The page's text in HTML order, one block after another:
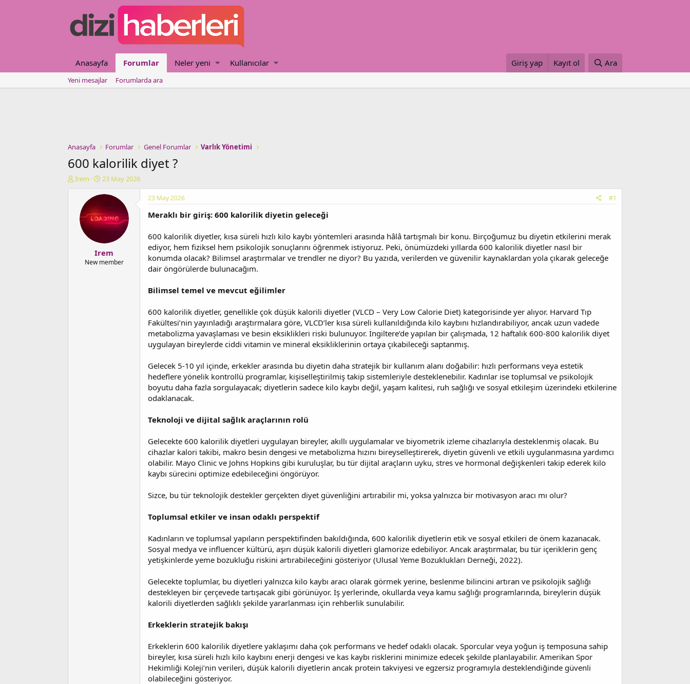
Anasayfa Forumlar Neler yeni Kullanıcılar Giriş yap Kayıt ol Ara
Yeni mesajlar Forumlarda ara
Anasayfa Forumlar Genel Forumlar Varlık Yönetimi
600 kalorilik diyet ?
K
Irem
B
ş
l
a
n
ı
ç
t
23 May 2026
Irem
New member
23 May 2026 #1
Meraklı bir giriş: 600 kalorilik diyetin geleceği
600 kalorilik diyetler, kısa süreli hızlı kilo kaybı yöntemleri arasında hâlâ tartışmalı bir konu. Birçoğumuz bu diyetin etkilerini merak
ediyor, hem fiziksel hem psikolojik sonuçlarını öğrenmek istiyoruz. Peki, önümüzdeki yıllarda 600 kalorilik diyetler nasıl bir
konumda olacak? Bilimsel araştırmalar ve trendler ne diyor? Bu yazıda, verilerden ve güvenilir kaynaklardan yola çıkarak geleceğe
dair öngörülerde bulunacağım.
Bilimsel temel ve mevcut eğilimler
600 kalorilik diyetler, genellikle çok düşük kalorili diyetler (VLCD – Very Low Calorie Diet) kategorisinde yer alıyor. Harvard Tıp
Fakültesi’nin yayınladığı araştırmalara göre, VLCD’ler kısa süreli kullanıldığında kilo kaybını hızlandırabiliyor, ancak uzun vadede
metabolizma yavaşlaması ve besin eksiklikleri riski bulunuyor. İngiltere’de yapılan bir çalışmada, 12 haftalık 600-800 kalorilik diyet
uygulayan bireylerde ciddi vitamin ve mineral eksikliklerinin ortaya çıkabileceği saptanmış.
Gelecek 5-10 yıl içinde, erkekler arasında bu diyetin daha stratejik bir kullanım alanı doğabilir: hızlı performans veya estetik
hedeflere yönelik kontrollü programlar, kişiselleştirilmiş takip sistemleriyle desteklenebilir. Kadınlar ise toplumsal ve psikolojik
boyutu daha fazla sorgulayacak; diyetlerin sadece kilo kaybı değil, yaşam kalitesi, ruh sağlığı ve sosyal etkileşim üzerindeki etkilerine
odaklanacak.
Teknoloji ve dijital sağlık araçlarının rolü
Gelecekte 600 kalorilik diyetleri uygulayan bireyler, akıllı uygulamalar ve biyometrik izleme cihazlarıyla desteklenmiş olacak. Bu
cihazlar kalori takibi, makro besin dengesi ve metabolizma hızını bireyselleştirerek, diyetin güvenli ve etkili uygulanmasına yardımcı
olabilir. Mayo Clinic ve Johns Hopkins gibi kuruluşlar, bu tür dijital araçların uyku, stres ve hormonal değişkenleri takip ederek kilo
kaybı sürecini optimize edebileceğini öngörüyor.
Sizce, bu tür teknolojik destekler gerçekten diyet güvenliğini artırabilir mi, yoksa yalnızca bir motivasyon aracı mı olur?
Toplumsal etkiler ve insan odaklı perspektif
Kadınların ve toplumsal yapıların perspektifinden bakıldığında, 600 kalorilik diyetlerin etik ve sosyal etkileri de önem kazanacak.
Sosyal medya ve influencer kültürü, aşırı düşük kalorili diyetleri glamorize edebiliyor. Ancak araştırmalar, bu tür içeriklerin genç
yetişkinlerde yeme bozukluğu riskini artırabileceğini gösteriyor (Ulusal Yeme Bozuklukları Derneği, 2022).
Gelecekte toplumlar, bu diyetleri yalnızca kilo kaybı aracı olarak görmek yerine, beslenme bilincini artıran ve psikolojik sağlığı
destekleyen bir çerçevede tartışacak gibi görünüyor. İş yerlerinde, okullarda veya kamu sağlığı programlarında, bireylerin düşük
kalorili diyetlerden sağlıklı şekilde yararlanması için rehberlik sunulabilir.
Erkeklerin stratejik bakışı
Erkeklerin 600 kalorilik diyetlere yaklaşımı daha çok performans ve hedef odaklı olacak. Sporcular veya yoğun iş temposuna sahip
bireyler, kısa süreli hızlı kilo kaybını enerji dengesi ve kas kaybı risklerini minimize edecek şekilde planlayabilir. Amerikan Spor
Hekimliği Koleji’nin verileri, düşük kalorili diyetlerin ancak protein takviyesi ve egzersiz programıyla desteklendiğinde güvenli
olabileceğini gösteriyor.